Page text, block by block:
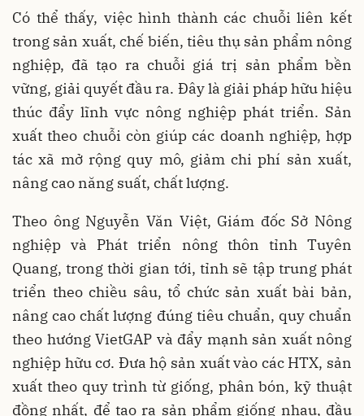
Có thể thấy, việc hình thành các chuỗi liên kết
trong sản xuất, chế biến, tiêu thụ sản phẩm nông
nghiệp, đã tạo ra chuỗi giá trị sản phẩm bền
vững, giải quyết đầu ra. Đây là giải pháp hữu hiệu
thúc đẩy lĩnh vực nông nghiệp phát triển. Sản
xuất theo chuỗi còn giúp các doanh nghiệp, hợp
tác xã mở rộng quy mô, giảm chi phí sản xuất,
nâng cao năng suất, chất lượng.
Theo ông Nguyễn Văn Việt, Giám đốc Sở Nông
nghiệp và Phát triển nông thôn tỉnh Tuyên
Quang, trong thời gian tới, tỉnh sẽ tập trung phát
triển theo chiều sâu, tổ chức sản xuất bài bản,
nâng cao chất lượng đúng tiêu chuẩn, quy chuẩn
theo hướng VietGAP và đẩy mạnh sản xuất nông
nghiệp hữu cơ. Đưa hộ sản xuất vào các HTX, sản
xuất theo quy trình từ giống, phân bón, kỹ thuật
đồng nhất, để tạo ra sản phẩm giống nhau, đầu